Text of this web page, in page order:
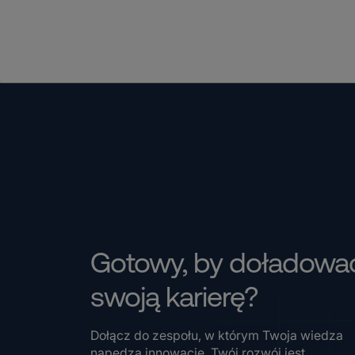
Gotowy, by
swoją karierę?
Dołącz do zespołu, w którym Twoja wiedza